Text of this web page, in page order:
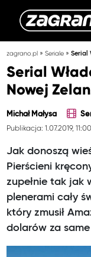
zagrano.pl »Seriale »Serial
Serial
Nowej
Michał Małysa
Publikacja: 1.07.2019, 11:00
Jak donoszą
Pierścieni
zupełnie tak jak
plenerami cały
który zmusił
dolarów za